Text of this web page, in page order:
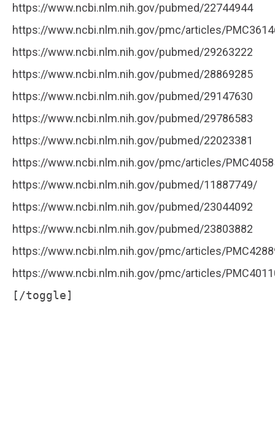
https://www.ncbi.nlm.nih.gov/pubmed/22744944
https://www.ncbi.nlm.nih.gov/pmc/articles/
https://www.ncbi.nlm.nih.gov/pubmed/29263222
https://www.ncbi.nlm.nih.gov/pubmed/28869285
https://www.ncbi.nlm.nih.gov/pubmed/29147630
https://www.ncbi.nlm.nih.gov/pubmed/29786583
https://www.ncbi.nlm.nih.gov/pubmed/22023381
https://www.ncbi.nlm.nih.gov/pmc/articles/
https://www.ncbi.nlm.nih.gov/pubmed/11887749/
https://www.ncbi.nlm.nih.gov/pubmed/23044092
https://www.ncbi.nlm.nih.gov/pubmed/23803882
https://www.ncbi.nlm.nih.gov/pmc/articles/
https://www.ncbi.nlm.nih.gov/pmc/articles/
[/toggle]